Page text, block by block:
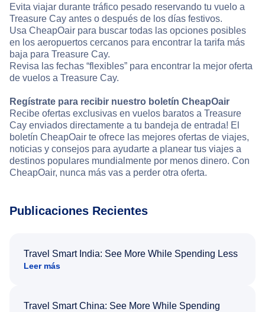
Evita viajar durante tráfico pesado reservando tu vuelo a
Treasure Cay antes o después de los días festivos.
Usa CheapOair para buscar todas las opciones posibles
en los aeropuertos cercanos para encontrar la tarifa más
baja para Treasure Cay.
Revisa las fechas “flexibles” para encontrar la mejor oferta
de vuelos a Treasure Cay.
Regístrate para recibir nuestro boletín CheapOair
Recibe ofertas exclusivas en vuelos baratos a Treasure
Cay enviados directamente a tu bandeja de entrada! El
boletín CheapOair te ofrece las mejores ofertas de viajes,
noticias y consejos para ayudarte a planear tus viajes a
destinos populares mundialmente por menos dinero. Con
CheapOair, nunca más vas a perder otra oferta.
Publicaciones Recientes
Travel Smart India: See More While Spending Less
Leer más
Travel Smart China: See More While Spending